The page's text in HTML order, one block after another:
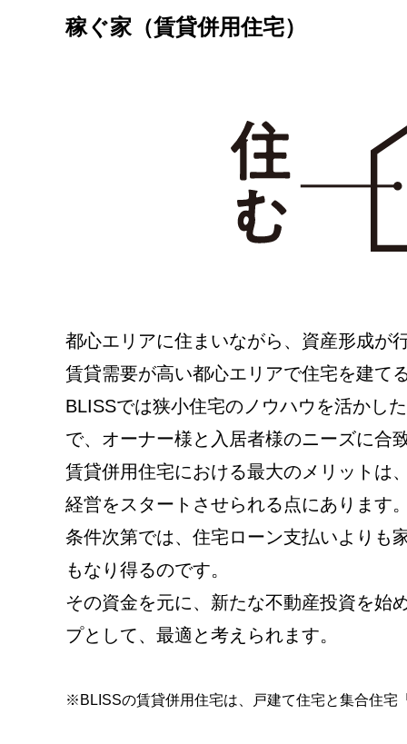
稼ぐ家（賃貸併用住宅）
都心エリアに住まいながら、資産形成が
賃貸需要が高い都心エリアで住宅を建て
BLISSでは狭小住宅のノウハウを活かし
で、オーナー様と入居者様のニーズに合
賃貸併用住宅における最大のメリットは
経営をスタートさせられる点にあります
条件次第では、住宅ローン支払いよりも
もなり得るのです。
その資金を元に、新たな不動産投資を始
プとして、最適と考えられます。
※BLISSの賃貸併用住宅は、戸建て住宅と集合住宅